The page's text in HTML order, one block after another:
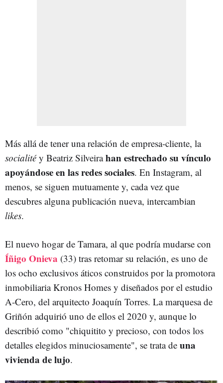
Más allá de tener una relación de empresa-cliente, la
socialitéy Beatriz Silveirahan estrechado su vínculo
apoyándose en las redes sociales. En Instagram, al
menos, se siguen mutuamente y, cada vez que
descubres alguna publicación nueva, intercambian
likes.
El nuevo hogar de Tamara, al que podría mudarse con
Íñigo Onieva (33) tras retomar su relación, es uno de
los ocho exclusivos áticos construidos por la promotora
inmobiliaria Kronos Homes y diseñados por el estudio
A-Cero, del arquitecto Joaquín Torres. La marquesa de
Griñón adquirió uno de ellos el 2020 y, aunque lo
describió como "chiquitito y precioso, con todos los
detalles elegidos minuciosamente", se trata de una
vivienda de lujo.